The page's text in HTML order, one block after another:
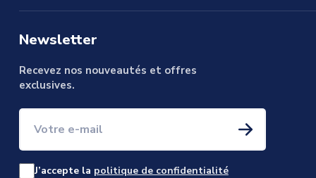
Newsletter
Recevez nos nouveautés et offres
exclusives.
Votre e-mail
J’accepte la politique de confidentialité